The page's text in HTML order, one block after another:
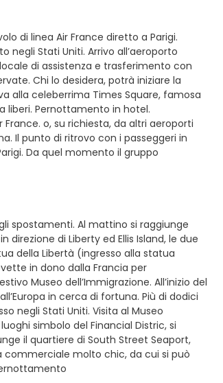
di linea Air France diretto a Parigi.
negli Stati Uniti. Arrivo all’aeroporto
di assistenza e trasferimento con
Chi lo desidera, potrà iniziare la
alla celeberrima Times Square, famosa
liberi. Pernottamento in hotel.
France. o, su richiesta, da altri aeroporti
Il punto di ritrovo con i passeggeri in
Da quel momento il gruppo
spostamenti. Al mattino si raggiunge
di Liberty ed Ellis Island, le due
della Libertà (ingresso alla statua
in dono dalla Francia per
Museo dell’Immigrazione. All’inizio del
in cerca di fortuna. Più di dodici
negli Stati Uniti. Visita al Museo
simbolo del Financial Distric, si
il quartiere di South Street Seaport,
commerciale molto chic, da cui si può